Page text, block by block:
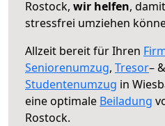
Rostock, wir helfen,
stressfrei umziehen
Allzeit bereit für Ihren
Seniorenumzug, Tresor– &
Studentenumzug in
eine optimale Beiladung
Rostock.